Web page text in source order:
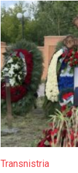
Transnistria